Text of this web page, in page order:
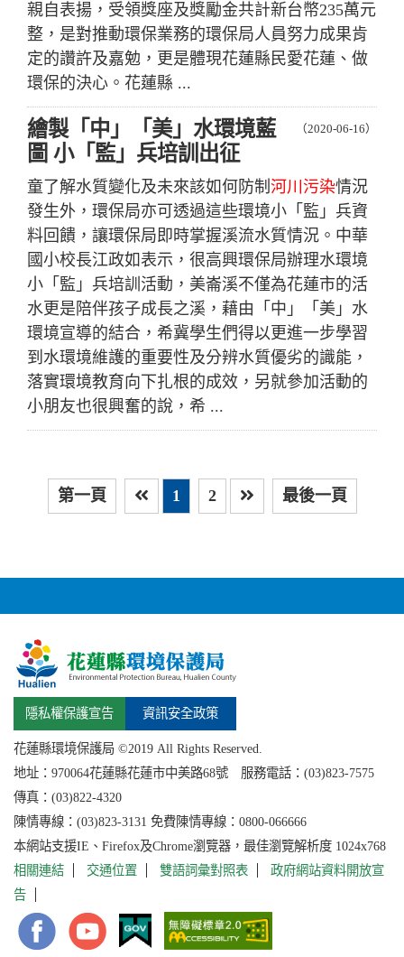
親自表揚，受領獎座及獎勵金共計新台幣235萬元
整，是對推動環保業務的環保局人員努力成果肯
定的讚許及嘉勉，更是體現花蓮縣民愛花蓮、做
環保的決心。花蓮縣 ...
（2020-06-16）
繪製「中」「美」水環境藍
圖 小「監」兵培訓出征
童了解水質變化及未來該如何防制 河川污染情況
發生外，環保局亦可透過這些環境小「監」兵資
料回饋，讓環保局即時掌握溪流水質情況。中華
國小校長江政如表示，很高興環保局辦理水環境
小「監」兵培訓活動，美崙溪不僅為花蓮市的活
水更是陪伴孩子成長之溪，藉由「中」「美」水
環境宣導的結合，希冀學生們得以更進一步學習
到水環境維護的重要性及分辨水質優劣的識能，
落實環境教育向下扎根的成效，另就參加活動的
小朋友也很興奮的說，希 ...
第一頁
上一頁
1
2
最後一頁
隱私權保護宣告 資訊安全政策
花蓮縣環境保護局 ©2019 All Rights Reserved.
地址： 970064花蓮縣花蓮市中美路68號 服務電話：(03)823-7575
傳真：(03)822-4320
陳情專線：(03)823-3131 免費陳情專線：0800-066666
本網站支援IE、Firefox及Chrome瀏覽器，最佳瀏覽解析度 1024x768
相關連結
交通位置 雙語詞彙對照表
政府網站資料開放宣
告